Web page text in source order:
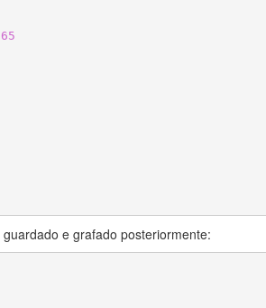
e grafado posteriormente: